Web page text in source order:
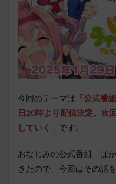
今回のテーマは 「公式番
日20時より配信決定。次
していく 」 です。
おなじみの公式番組「ぱ
きたので、今回はその話